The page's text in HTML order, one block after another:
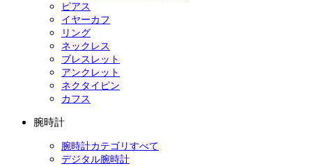
ピアス
イヤーカフ
リング
ネックレス
ブレスレット
アンクレット
ネクタイピン
カフス
腕時計
腕時計カテゴリすべて
デジタル腕時計